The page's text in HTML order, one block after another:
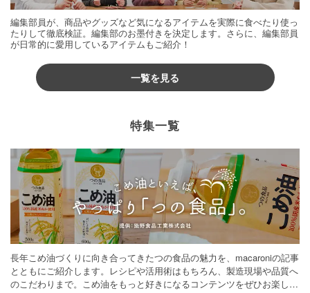
編集部員が、商品やグッズなど気になるアイテムを実際に食べたり使っ
たりして徹底検証。編集部のお墨付きを決定します。さらに、編集部員
が日常的に愛用しているアイテムもご紹介！
一覧を見る
特集一覧
長年こめ油づくりに向き合ってきたつの食品の魅力を、macaroniの記事
とともにご紹介します。レシピや活用術はもちろん、製造現場や品質へ
のこだわりまで。こめ油をもっと好きになるコンテンツをぜひお楽しみ